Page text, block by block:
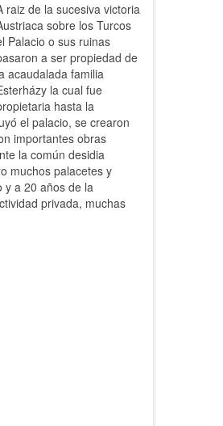
raiz de la sucesiva victoria
sobre los Turcos
Palacio o sus ruinas
a ser propiedad de
acaudalada familia
la cual fue
hasta la
el palacio, se crearon
importantes obras
la común desidia
muchos palacetes y
y a 20 años de la
privada, muchas